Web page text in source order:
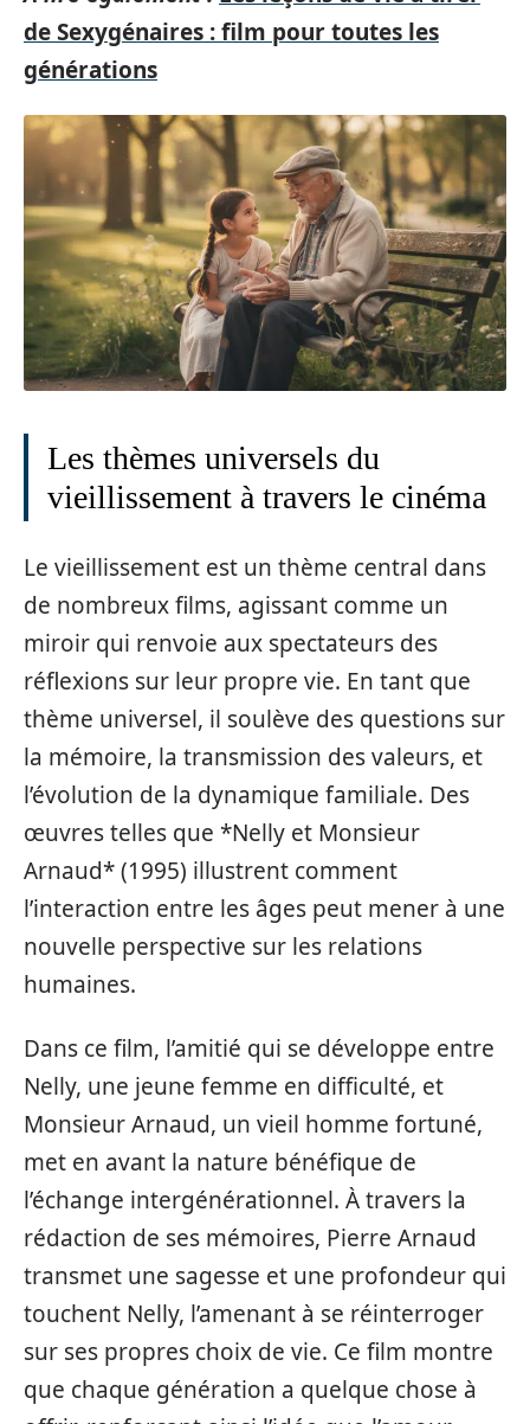
de Sexygénaires : film pour toutes les
générations
Les thèmes universels du
vieillissement à travers le cinéma
Le vieillissement est un thème central dans
de nombreux films, agissant comme un
miroir qui renvoie aux spectateurs des
réflexions sur leur propre vie. En tant que
thème universel, il soulève des questions sur
la mémoire, la transmission des valeurs, et
l’évolution de la dynamique familiale. Des
œuvres telles que *Nelly et Monsieur
Arnaud* (1995) illustrent comment
l’interaction entre les âges peut mener à une
nouvelle perspective sur les relations
humaines.
Dans ce film, l’amitié qui se développe entre
Nelly, une jeune femme en difficulté, et
Monsieur Arnaud, un vieil homme fortuné,
met en avant la nature bénéfique de
l’échange intergénérationnel. À travers la
rédaction de ses mémoires, Pierre Arnaud
transmet une sagesse et une profondeur qui
touchent Nelly, l’amenant à se réinterroger
sur ses propres choix de vie. Ce film montre
que chaque génération a quelque chose à